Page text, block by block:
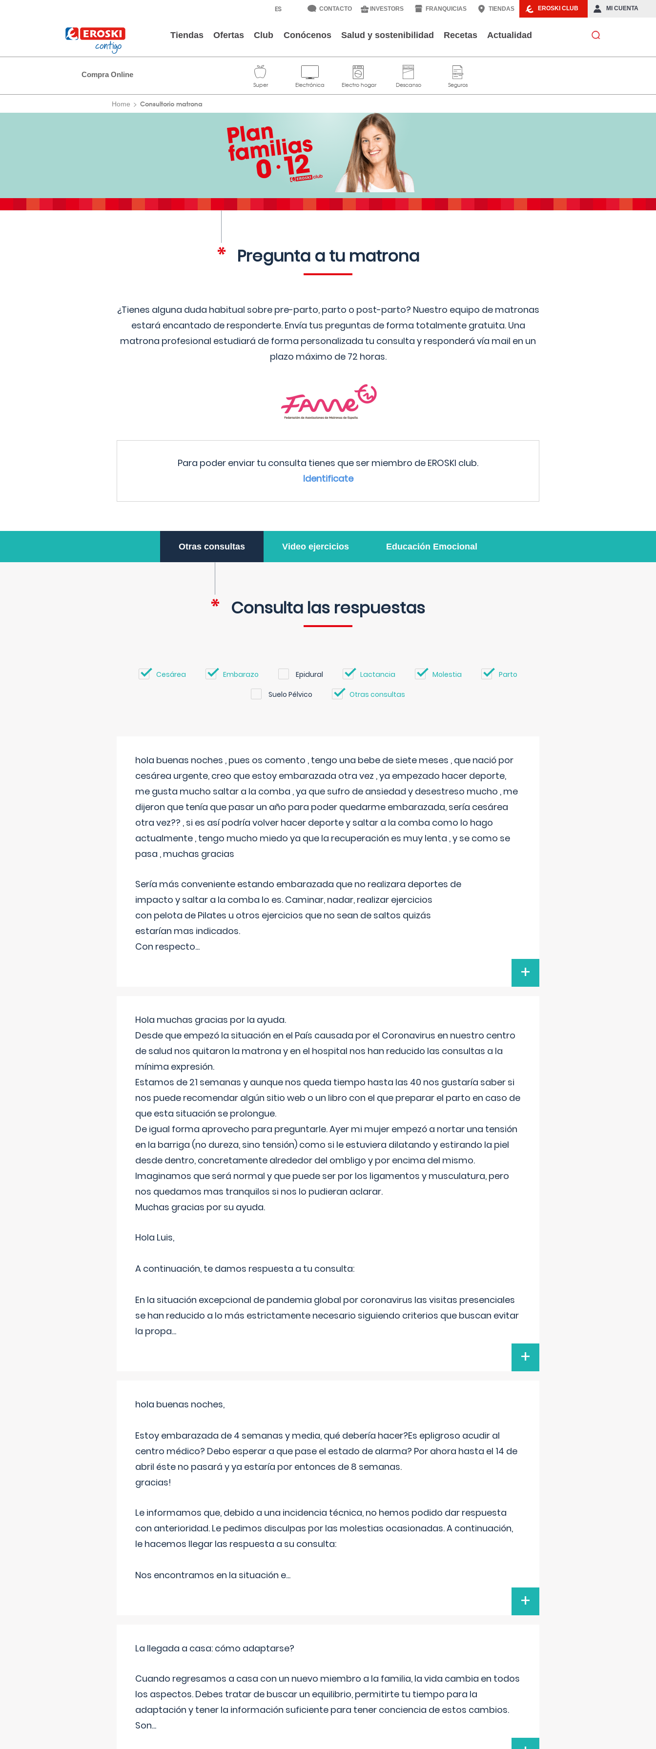
EROSKI CLUB MI CUENTA
CONTACTO INVESTORS FRANQUICIAS TIENDAS
Tiendas Ofertas Club Conócenos Salud y sostenibilidad Recetas Actualidad
Compra Online
Home Consultorio matrona
Pregunta a tu matrona
¿Tienes alguna duda habitual sobre pre-parto, parto o post-parto? Nuestro equipo de matronas
estará encantado de responderte. Envía tus preguntas de forma totalmente gratuita. Una
matrona profesional estudiará de forma personalizada tu consulta y responderá vía mail en un
plazo máximo de 72 horas.
Para poder enviar tu consulta tienes que ser miembro de EROSKI club.
Identificate
Otras consultas Video ejercicios Educación Emocional
Consulta las respuestas
Cesárea Embarazo Epidural Lactancia Molestia Parto
Suelo Pélvico Otras consultas
hola buenas noches , pues os comento , tengo una bebe de siete meses , que nació por
cesárea urgente, creo que estoy embarazada otra vez , ya empezado hacer deporte,
me gusta mucho saltar a la comba , ya que sufro de ansiedad y desestreso mucho , me
dijeron que tenía que pasar un año para poder quedarme embarazada, sería cesárea
otra vez?? , si es así podría volver hacer deporte y saltar a la comba como lo hago
actualmente , tengo mucho miedo ya que la recuperación es muy lenta , y se como se
pasa , muchas gracias
Sería más conveniente estando embarazada que no realizara deportes de
impacto y saltar a la comba lo es. Caminar, nadar, realizar ejercicios
con pelota de Pilates u otros ejercicios que no sean de saltos quizás
estarían mas indicados.
Con respecto...
+
Hola muchas gracias por la ayuda.
Desde que empezó la situación en el País causada por el Coronavirus en nuestro centro
de salud nos quitaron la matrona y en el hospital nos han reducido las consultas a la
mínima expresión.
Estamos de 21 semanas y aunque nos queda tiempo hasta las 40 nos gustaría saber si
nos puede recomendar algún sitio web o un libro con el que preparar el parto en caso de
que esta situación se prolongue.
De igual forma aprovecho para preguntarle. Ayer mi mujer empezó a nortar una tensión
en la barriga (no dureza, sino tensión) como si le estuviera dilatando y estirando la piel
desde dentro, concretamente alrededor del ombligo y por encima del mismo.
Imaginamos que será normal y que puede ser por los ligamentos y musculatura, pero
nos quedamos mas tranquilos si nos lo pudieran aclarar.
Muchas gracias por su ayuda.
Hola Luis,
A continuación, te damos respuesta a tu consulta:
En la situación excepcional de pandemia global por coronavirus las visitas presenciales
se han reducido a lo más estrictamente necesario siguiendo criterios que buscan evitar
la propa...
+
hola buenas noches,
Estoy embarazada de 4 semanas y media, qué debería hacer?Es epligroso acudir al
centro médico? Debo esperar a que pase el estado de alarma? Por ahora hasta el 14 de
abril éste no pasará y ya estaría por entonces de 8 semanas.
gracias!
Le informamos que, debido a una incidencia técnica, no hemos podido dar respuesta
con anterioridad. Le pedimos disculpas por las molestias ocasionadas. A continuación,
le hacemos llegar las respuesta a su consulta:
Nos encontramos en la situación e...
+
La llegada a casa: cómo adaptarse?
Cuando regresamos a casa con un nuevo miembro a la familia, la vida cambia en todos
los aspectos. Debes tratar de buscar un equilibrio, permitirte tu tiempo para la
adaptación y tener la información suficiente para tener conciencia de estos cambios.
Son...